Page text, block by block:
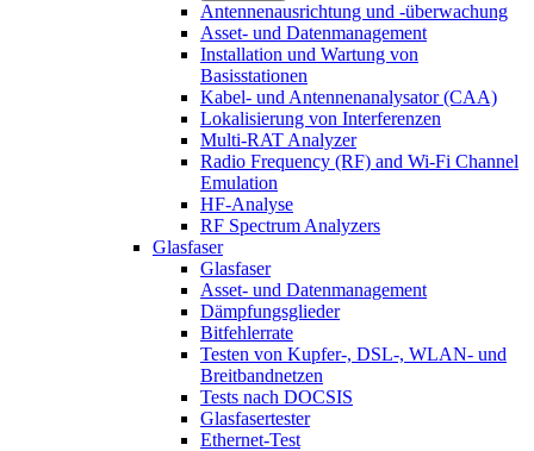
Antennenausrichtung und -überwachung
Asset- und Datenmanagement
Installation und Wartung von
Basisstationen
Kabel- und Antennenanalysator (CAA)
Lokalisierung von Interferenzen
Multi-RAT Analyzer
Radio Frequency (RF) and Wi-Fi Channel
Emulation
HF-Analyse
RF Spectrum Analyzers
Glasfaser
Glasfaser
Asset- und Datenmanagement
Dämpfungsglieder
Bitfehlerrate
Testen von Kupfer-, DSL-, WLAN- und
Breitbandnetzen
Tests nach DOCSIS
Glasfasertester
Ethernet-Test